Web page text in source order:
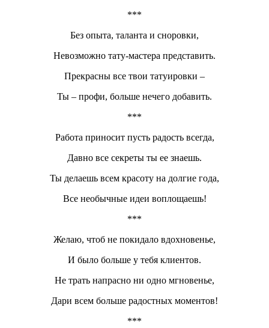
***
Без опыта, таланта и сноровки,
Невозможно тату-мастера представить.
Прекрасны все твои татуировки –
Ты – профи, больше нечего добавить.
***
Работа приносит пусть радость всегда,
Давно все секреты ты ее знаешь.
Ты делаешь всем красоту на долгие года,
Все необычные идеи воплощаешь!
***
Желаю, чтоб не покидало вдохновенье,
И было больше у тебя клиентов.
Не трать напрасно ни одно мгновенье,
Дари всем больше радостных моментов!
***